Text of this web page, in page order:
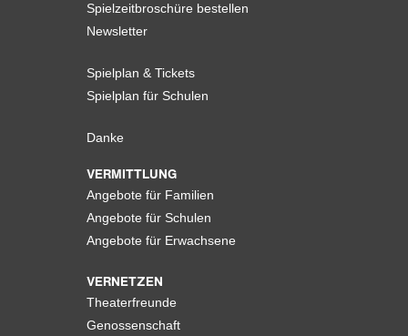
Spielzeitbroschüre bestellen
Newsletter
Spielplan & Tickets
Spielplan für Schulen
Danke
VERMITTLUNG
Angebote für Familien
Angebote für Schulen
Angebote für Erwachsene
VERNETZEN
Theaterfreunde
Genossenschaft